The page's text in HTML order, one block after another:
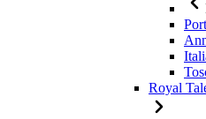
Royal